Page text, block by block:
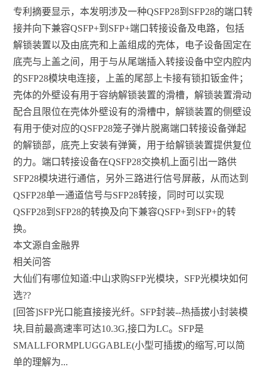
专利摘要显示，本发明涉及一种QSFP28到SFP28的端口转
接并向下兼容QSFP+到SFP+端口转接设备及电路，包括
解锁装置以及由底壳和上盖组成的壳体，电子设备固定在
底壳与上盖之间，用于与从尾端插入转接设备中空内腔内
的SFP28模块电连接，上盖的尾部上卡接有锁扣钣金件；
壳体的外壁设有用于容纳解锁装置的滑槽，解锁装置滑动
配合且限位在壳体外壁设有的滑槽中，解锁装置的侧壁设
有用于使对应的QSFP28笼子弹片脱离端口转接设备弹起
的解锁部，底壳上安装有弹簧，用于给解锁装置提供复位
的力。端口转接设备在QSFP28交换机上面引出一路供
SFP28模块进行通信，另外三路进行信号屏蔽，从而达到
QSFP28单一通道信号与SFP28转接，同时可以实现
QSFP28到SFP28的转换及向下兼容QSFP+到SFP+的转
换。
本文源自金融界
相关问答
大仙们有哪位知道:中山求购SFP光模块，SFP光模块如何
选??
[回答]SFP光口能直接接光纤。SFP封装--热插拔小封装模
块,目前最高速率可达10.3G,接口为LC。SFP是
SMALLFORMPLUGGABLE(小型可插拔)的缩写,可以简
单的理解为...